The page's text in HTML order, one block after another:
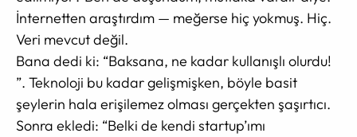
İnternetten araştırdım — meğerse hiç yokmuş. Hiç.
Veri mevcut değil.
Bana dedi ki: “Baksana, ne kadar kullanışlı olurdu!
”. Teknoloji bu kadar gelişmişken, böyle basit
şeylerin hala erişilemez olması gerçekten şaşırtıcı.
Sonra ekledi: “Belki de kendi startup’ımı